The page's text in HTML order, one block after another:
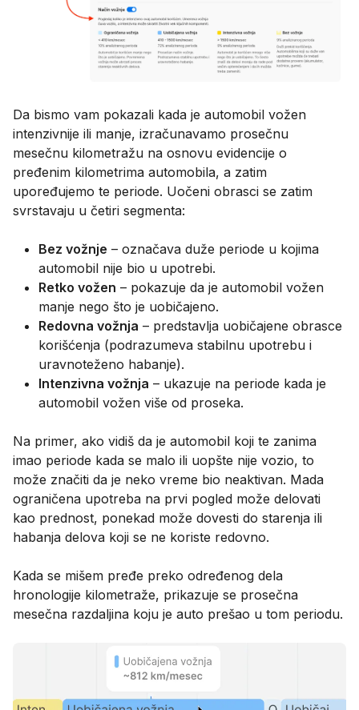
Da bismo vam pokazali kada je automobil vožen
intenzivnije ili manje, izračunavamo prosečnu
mesečnu kilometražu na osnovu evidencije o
pređenim kilometrima automobila, a zatim
upoređujemo te periode. Uočeni obrasci se zatim
svrstavaju u četiri segmenta:
Bez vožnje – označava duže periode u kojima
automobil nije bio u upotrebi.
Retko vožen – pokazuje da je automobil vožen
manje nego što je uobičajeno.
Redovna vožnja – predstavlja uobičajene obrasce
korišćenja (podrazumeva stabilnu upotrebu i
uravnoteženo habanje).
Intenzivna vožnja – ukazuje na periode kada je
automobil vožen više od proseka.
Na primer, ako vidiš da je automobil koji te zanima
imao periode kada se malo ili uopšte nije vozio, to
može značiti da je neko vreme bio neaktivan. Mada
ograničena upotreba na prvi pogled može delovati
kao prednost, ponekad može dovesti do starenja ili
habanja delova koji se ne koriste redovno.
Kada se mišem pređe preko određenog dela
hronologije kilometraže, prikazuje se prosečna
mesečna razdaljina koju je auto prešao u tom periodu.